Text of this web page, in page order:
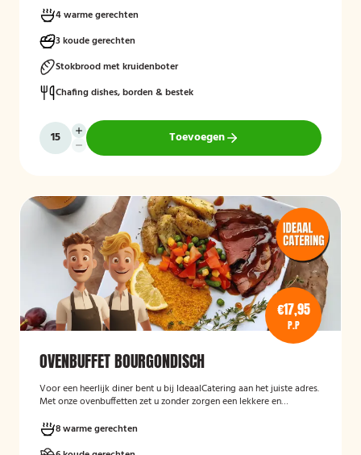
4 warme gerechten
3 koude gerechten
Stokbrood met kruidenboter
Chafing dishes, borden & bestek
Toevoegen
€17,95
P.P
OVENBUFFET BOURGONDISCH
Voor een heerlijk diner bent u bij IdeaalCatering aan het juiste adres.
Met onze ovenbuffetten zet u zonder zorgen een lekkere en
personen is een ovenbuffet Ideaal!
8 warme gerechten